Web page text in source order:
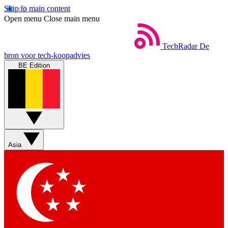
Skip to main content
Open menu Close main menu
TechRadar De
bron voor tech-koopadvies
BE Edition
Asia